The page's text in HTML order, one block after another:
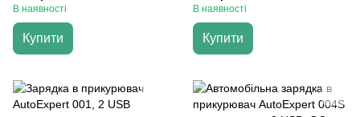
В наявності
Купити
В наявності
Купити